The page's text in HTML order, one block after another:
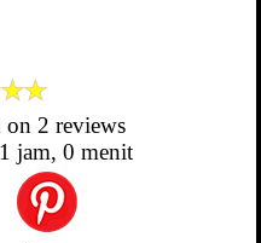
on2 reviews
1 jam, 0 menit